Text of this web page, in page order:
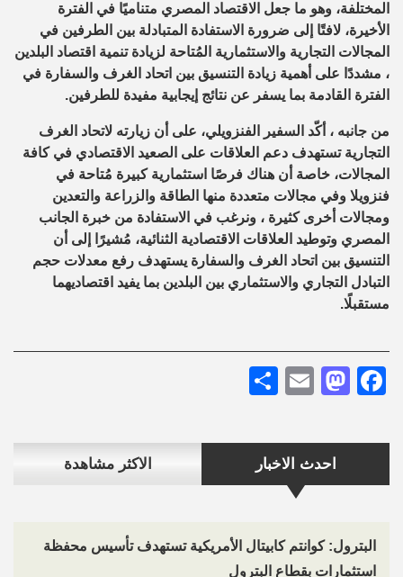
احدث الاخبار الاكثر مشاهدة
البترول: كوانتم كابيتال الأمريكية تستهدف تأسيس محفظة
استثمارات بقطاع البترول
المختلفة، وهو ما جعل الاقتصاد المصري متناميًا في الفترة
الأخيرة، لافتًا إلى ضرورة الاستفادة المتبادلة بين الطرفين في
المجالات التجارية والاستثمارية المُتاحة لزيادة تنمية اقتصاد البلدين
، مشددًا على أهمية زيادة التنسيق بين اتحاد الغرف والسفارة في
الفترة القادمة بما يسفر عن نتائج إيجابية مفيدة للطرفين.
من جانبه ، أكّد السفير الفنزويلي، على أن زيارته لاتحاد الغرف
التجارية تستهدف دعم العلاقات على الصعيد الاقتصادي في كافة
المجالات، خاصة أن هناك فرصًا استثمارية كبيرة مُتاحة في
فنزويلا وفي مجالات متعددة منها الطاقة والزراعة والتعدين
ومجالات أخرى كثيرة ، ونرغب في الاستفادة من خبرة الجانب
المصري وتوطيد العلاقات الاقتصادية الثنائية، مُشيرًا إلى أن
التنسيق بين اتحاد الغرف والسفارة يستهدف رفع معدلات حجم
التبادل التجاري والاستثماري بين البلدين بما يفيد اقتصاديهما
مستقبلًا.
Facebook
Mastodon
Email